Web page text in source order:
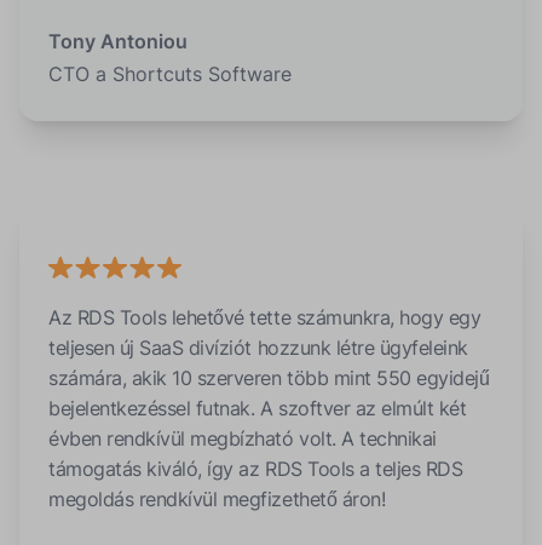
Tony Antoniou
CTO a Shortcuts Software
Az RDS Tools lehetővé tette számunkra, hogy egy
teljesen új SaaS divíziót hozzunk létre ügyfeleink
számára, akik 10 szerveren több mint 550 egyidejű
bejelentkezéssel futnak. A szoftver az elmúlt két
évben rendkívül megbízható volt. A technikai
támogatás kiváló, így az RDS Tools a teljes RDS
megoldás rendkívül megfizethető áron!